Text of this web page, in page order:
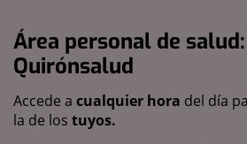
Área personal de
Quirónsalud
Accede a cualquier hora del día
la de los tuyos.